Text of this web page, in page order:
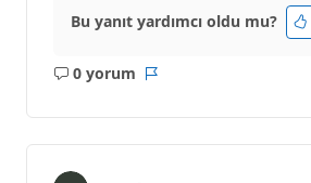
Bu yanıt yardımcı oldu mu?
0 yorum
Açıklama